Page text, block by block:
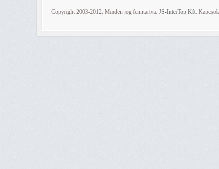
Copyright 2003-2012. Minden jog fenntartva. JS-InterTop Kft.